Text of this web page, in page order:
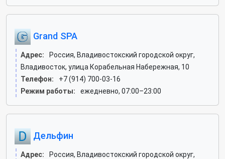
Grand SPA
Адрес:
Россия, Владивостокский городской округ,
Владивосток, улица Корабельная Набережная, 10
Телефон:
+7 (914) 700-03-16
Режим работы:
ежедневно, 07:00–23:00
Дельфин
Адрес:
Россия, Владивостокский городской округ,